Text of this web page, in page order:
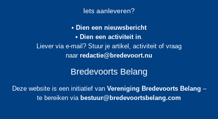
Iets aanleveren?
• Dien een nieuwsbericht
• Dien een activiteit in.
Liever via e-mail? Stuur je artikel, activiteit of vraag
naar redactie@bredevoort.nu
Bredevoorts Belang
Deze website is een initiatief van Vereniging Bredevoorts Belang –
te bereiken via bestuur@bredevoortsbelang.com